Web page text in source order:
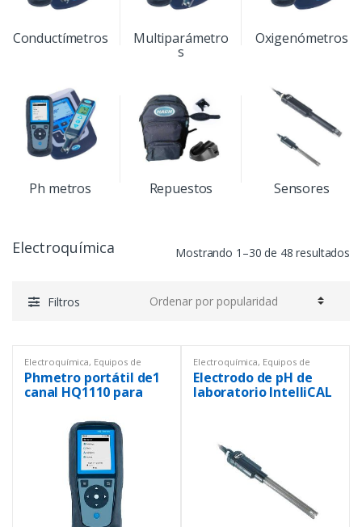
Conductímetros Multiparámetro
s
Oxigenómetros
Ph metros Repuestos Sensores
Electroquímica Mostrando 1–30 de 48 resultados
Filtros
Electroquímica, Equipos de
Laboratorio Ph metros ,Portátil
Phmetro portátil de1
canal HQ1110 para
electrodo
Electroquímica, Equipos de
Laboratorio Sensores
Electrodo de pH de
laboratorio IntelliCAL
de 1 m